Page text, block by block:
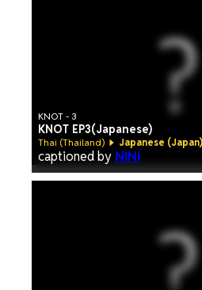
KNOT - 3
KNOT EP3(Japanese)
Thai (Thailand) Japanese (Japan)
captioned by NINI